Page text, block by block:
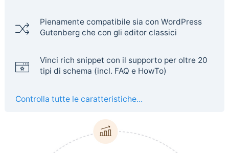
Pienamente compatibile sia con WordPress
Gutenberg che con gli editor classici
Vinci rich snippet con il supporto per oltre 20
tipi di schema (incl. FAQ e HowTo)
Controlla tutte le caratteristiche...